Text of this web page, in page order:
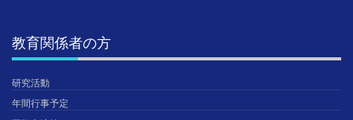
教育関係者の方
研究活動
年間行事予定